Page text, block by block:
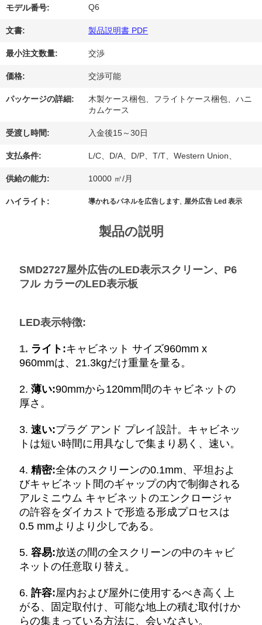
つ
い
て
工
品
モデル番号: Q6
文書: 製品説明書 PDF
最小注文数量: 交渉
価格: 交渉可能
パッケージの詳細:
木製ケース梱包、フライトケース梱包、ハニ
カムケース
受渡し時間: 入金後15～30日
支払条件: L/C、D/A、D/P、T/T、Western Union、
供給の能力: 10000 ㎡/月
ハイライト: 導かれるパネルを広告します 屋外広告 Led 表示
製品の説明
SMD2727屋外広告のLED表示スクリーン、P6
フル カラーのLED表示板
LED表示特徴:
1. ライト:キャビネット サイズ960mm x
960mmは、21.3kgだけ重量を量る。
2. 薄い:90mmから120mm間のキャビネットの
厚さ。
3. 速い:プラグ アンド プレイ設計。キャビネッ
トは短い時間に用具なしで集まり易く、速い。
4. 精密:全体のスクリーンの0.1mm、平坦およ
びキャビネット間のギャップの内で制御される
アルミニウム キャビネットのエンクロージャ
の許容をダイカストで形造る形成プロセスは
0.5 mmよりより少しである。
5. 容易:放送の間の全スクリーンの中のキャビ
ネットの任意取り替え。
6. 許容:屋内および屋外に使用するべき高く上
がる、固定取付け、可能な地上の積む取付けか
らの集まっている方法に、会いなさい。